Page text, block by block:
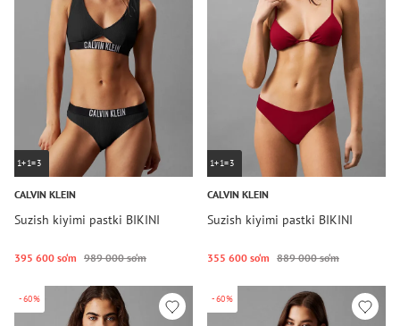
1+1=3
CALVIN KLEIN
Suzish kiyimi pastki BIKINI
395 600 so‘m 989 000 so‘m
1+1=3
CALVIN KLEIN
Suzish kiyimi pastki BIKINI
355 600 so‘m 889 000 so‘m
-60% -60%